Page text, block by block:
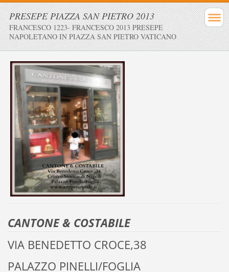
PRESEPE PIAZZA SAN PIETRO 2013
FRANCESCO 1223- FRANCESCO 2013 PRESEPE
NAPOLETANO IN PIAZZA SAN PIETRO VATICANO
CANTONE & COSTABILE
VIA BENEDETTO CROCE,38
PALAZZO PINELLI/FOGLIA